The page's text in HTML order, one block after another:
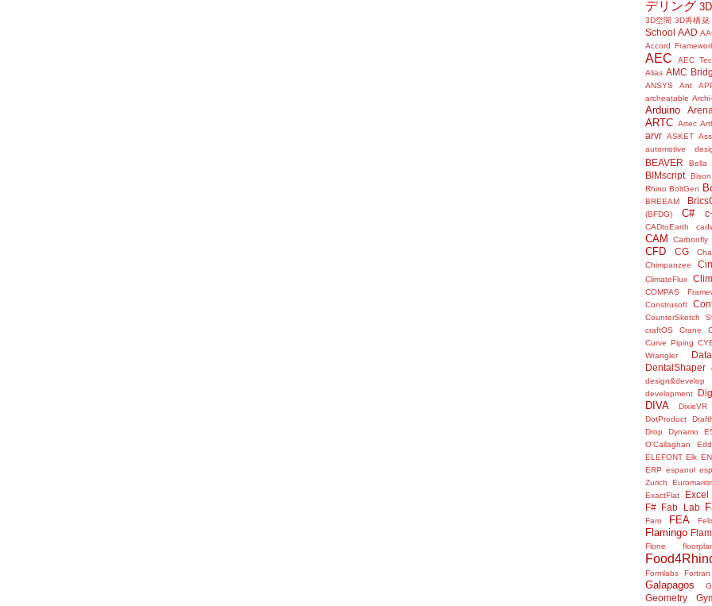
デリング
3D空間 3D再構築
School AAD
Accord
AEC
AEC
Alias AMC
ANSYS Ant
archeatable
Arduino
ARTC Artec
arvr ASKET
automotive
BEAVER Bella
BIMscript
Bison
Rhino BoltGen
BREEAM
(BFDG) C#
CADtoEarth
CAM Carbonfly
CFD CG
Chimpanzee
ClimateFlux
COMPAS
Construsoft
CounterSketch
craftOS
Crane
Curve Piping
Wrangler
DentalShaper
design&develop
development
DIVA
DixieVR
DotProduct
Drop
Dynamo
O'Callaghan
ELEFONT Elk
ERP espanol
Zurich
ExactFlat
Excel
F# Fab Lab
Faro FEA
Flamingo
Flone
Formlabs Fortran
Galapagos
Geometry